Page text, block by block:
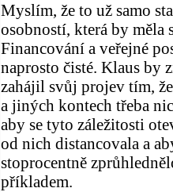
Myslím, že to už samo
osobností, která by měla
Financování a veřejné
naprosto čisté. Klaus by
zahájil svůj projev tím,
a jiných kontech třeba
aby se tyto záležitosti
od nich distancovala a
stoprocentně
příkladem.